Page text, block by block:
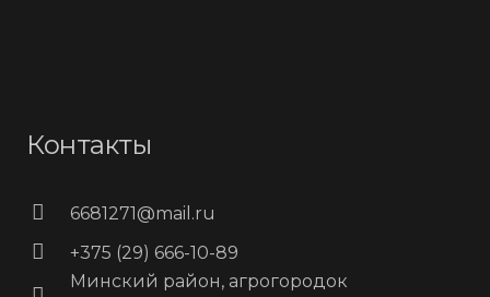
Контакты
6681271@mail.ru
+375 (29) 666-10-89
Минский район, агрогородок